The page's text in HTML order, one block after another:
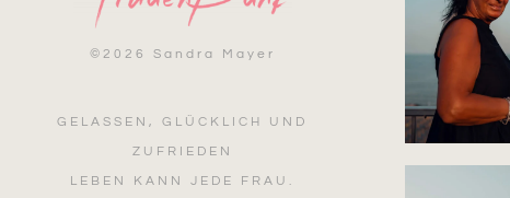
© 2026 Sandra Mayer
GELASSEN, GLÜCKLICH UND
ZUFRIEDEN
LEBEN KANN JEDE FRAU.